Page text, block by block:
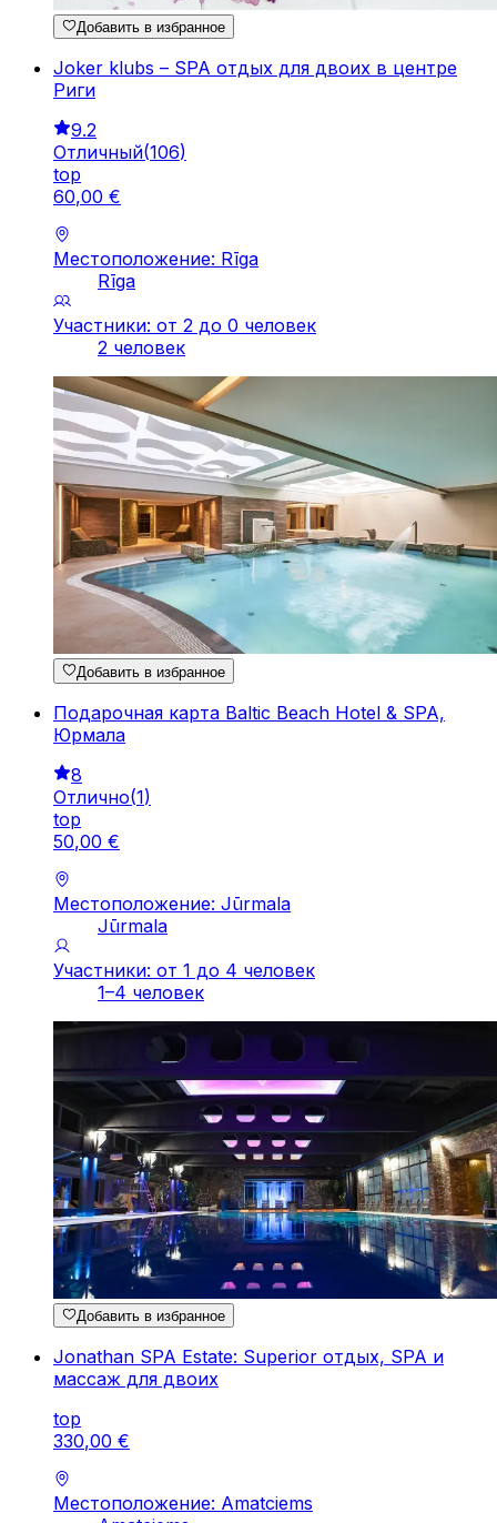
Добавить в избранное
Joker klubs – SPA отдых для двоих в центре
Риги
9.2
Отличный(106)
top
60,00 €
Местоположение: Rīga
Rīga
Участники: от 2 до 0 человек
2 человек
Добавить в избранное
Подарочная карта Baltic Beach Hotel & SPA,
Юрмала
8
Отлично(1)
top
50,00 €
Местоположение: Jūrmala
Jūrmala
Участники: от 1 до 4 человек
1–4 человек
Добавить в избранное
Jonathan SPA Estate: Superior отдых, SPA и
массаж для двоих
top
330,00 €
Местоположение: Amatciems